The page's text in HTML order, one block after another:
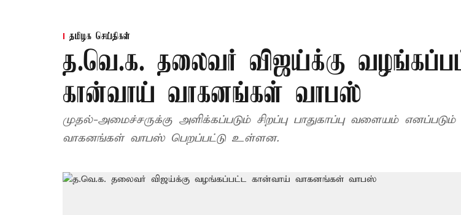
தமிழக செய்திகள்
த.வெ.க. தலைவர் விஜய்க்கு
கான்வாய் வாகனங்கள் வாபஸ்
முதல்-அமைச்சருக்கு அளிக்கப்படும் சிறப்பு பாதுகாப்பு வளையம்
வாகனங்கள் வாபஸ் பெறப்பட்டு உள்ளன.